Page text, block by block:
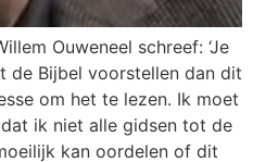
Ouweneel schreef: ‘Je
de Bijbel voorstellen dan dit
om het te lezen. Ik moet
ik niet alle gidsen tot de
kan oordelen of dit